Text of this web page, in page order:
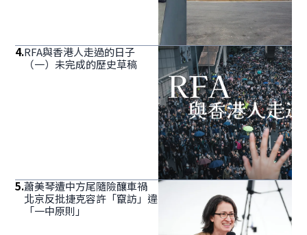
4.RFA與香港人走過的日子
（一）未完成的歷史草稿
5.蕭美琴遭中方尾隨險釀車禍
北京反批捷克容許「竄訪」違
「一中原則」